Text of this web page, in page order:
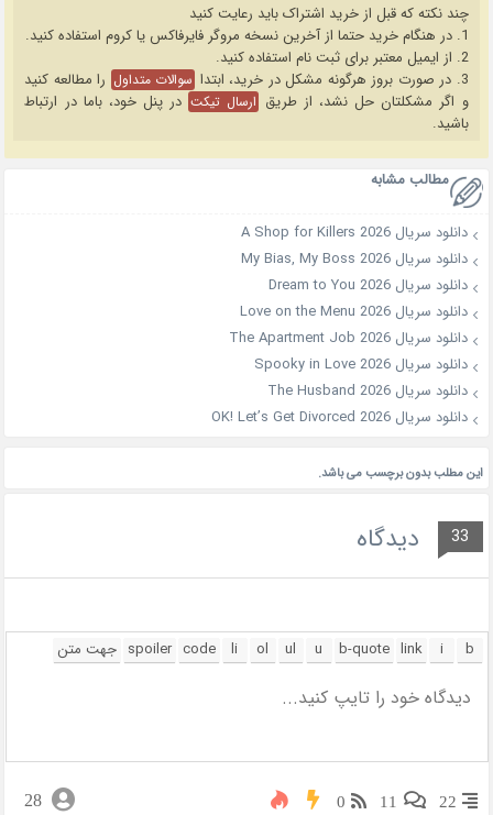
چند نکته که قبل از خرید اشتراک باید رعایت کنید
1. در هنگام خرید حتما از آخرین نسخه مروگر فایرفاکس یا کروم استفاده کنید.
2. از ایمیل معتبر برای ثبت نام استفاده کنید.
3. در صورت بروز هرگونه مشکل در خرید، ابتدا
سوالات متداول را مطالعه کنید
و اگر مشکلتان حل نشد، از طریق ارسال تیکت در پنل خود، باما در ارتباط
باشید.
مطالب مشابه
دانلود سریال A Shop for Killers 2026
دانلود سریال My Bias, My Boss 2026
دانلود سریال Dream to You 2026
دانلود سریال Love on the Menu 2026
دانلود سریال The Apartment Job 2026
دانلود سریال Spooky in Love 2026
دانلود سریال The Husband 2026
دانلود سریال OK! Let’s Get Divorced 2026
این مطلب بدون برچسب می باشد.
33 دیدگاه
22
11
0
28